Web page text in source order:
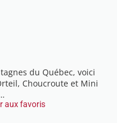
du Québec, voici
Choucroute et Mini
aux favoris